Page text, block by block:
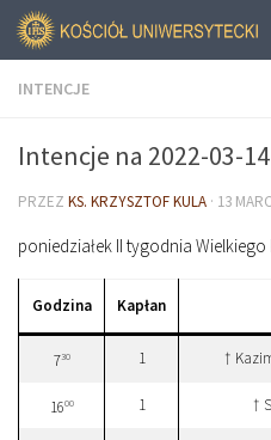
INTENCJE
Intencje na 2022-03-14
PRZEZ KS. KRZYSZTOF KULA · 13
poniedziałek II tygodnia Wielkiego
Godzina Kapłan
730 1 †
1600 1 †